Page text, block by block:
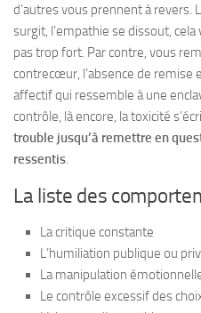
d’autres vous prennent à revers.
surgit, l’empathie se dissout,
pas trop fort. Par contre, vous
contrecœur, l’absence de remise
affectif qui ressemble à une
contrôle, là encore, la toxicité
trouble jusqu’à remettre en
ressentis.
La liste des
La critique constante
L’humiliation publique ou
La manipulation
Le contrôle excessif des